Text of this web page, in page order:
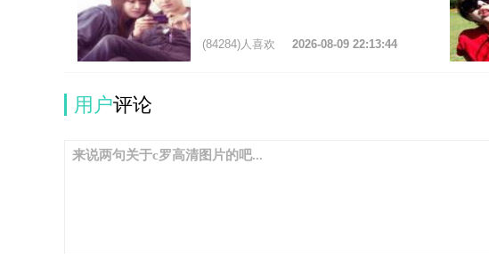
(84284)人喜欢 2026-08-09 22:13:44
用户评论